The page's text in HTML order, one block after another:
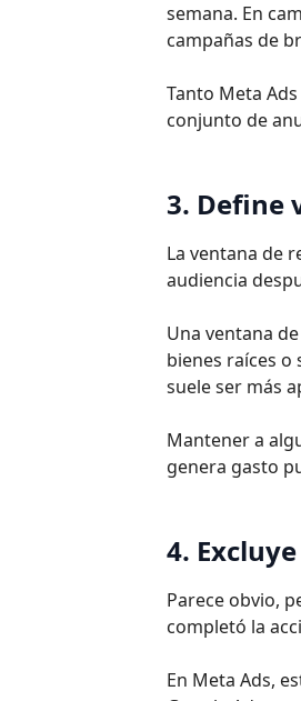
semana. En
campañas de
Tanto Meta
conjunto de
3. Define
La ventana de
audiencia
Una ventana
bienes raíces o
suele ser más
Mantener a
genera gasto
4.
Parece obvio,
completó la
En Meta Ads,